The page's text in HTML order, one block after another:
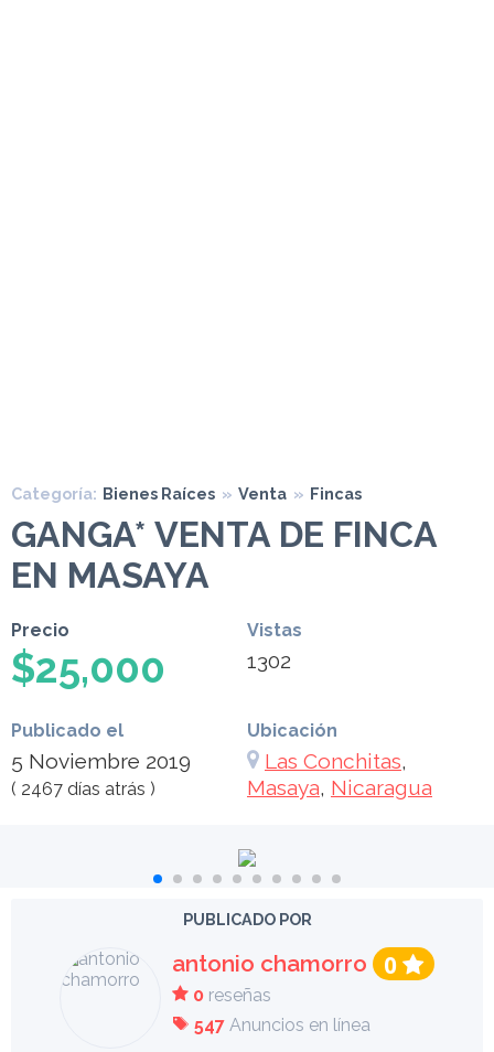
Categoría: Bienes Raíces » Venta » Fincas
GANGA* VENTA DE FINCA
EN MASAYA
Precio
$25,000
Vistas
1302
Publicado el
5 Noviembre 2019
( 2467 días atrás )
Ubicación
Las Conchitas,
Masaya, Nicaragua
PUBLICADO POR
antonio chamorro 0
0 reseñas
547 Anuncios en línea